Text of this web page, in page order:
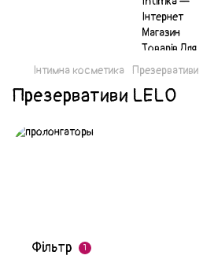
Інтимна косметика Презервативи
Презервативи LELO
Фільтр 1